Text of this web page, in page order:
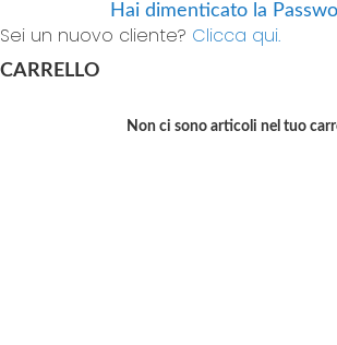
Hai dimenticato la
Sei un nuovo cliente? Clicca qui.
CARRELLO
Non ci sono articoli nel tuo